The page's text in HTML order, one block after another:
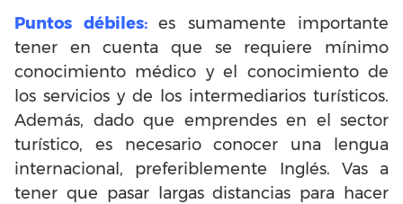
Puntos débiles: es sumamente importante
tener en cuenta que se requiere mínimo
conocimiento médico y el conocimiento de
los servicios y de los intermediarios turísticos.
Además, dado que emprendes en el sector
turístico, es necesario conocer una lengua
internacional, preferiblemente Inglés. Vas a
tener que pasar largas distancias para hacer